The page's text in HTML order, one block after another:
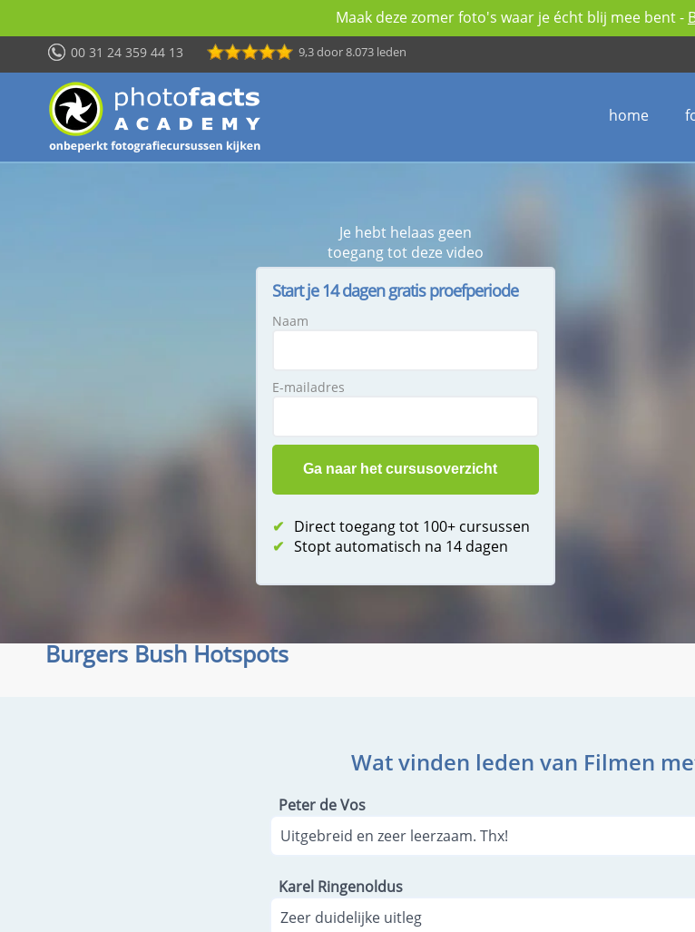
Maak deze zomer foto's waar je écht blij mee bent -
00 31 24 359 44 13 9,3door 8.073 leden
home
Je hebt helaas geen
toegang tot deze video
Start je 14 dagen gratis proefperiode
Naam
E-mailadres
✔ Direct toegang tot 100+ cursussen
✔ Stopt automatisch na 14 dagen
Burgers Bush Hotspots
Wat vinden leden van Filmen
Peter de Vos
Uitgebreid en zeer leerzaam. Thx!
Karel Ringenoldus
Zeer duidelijke uitleg